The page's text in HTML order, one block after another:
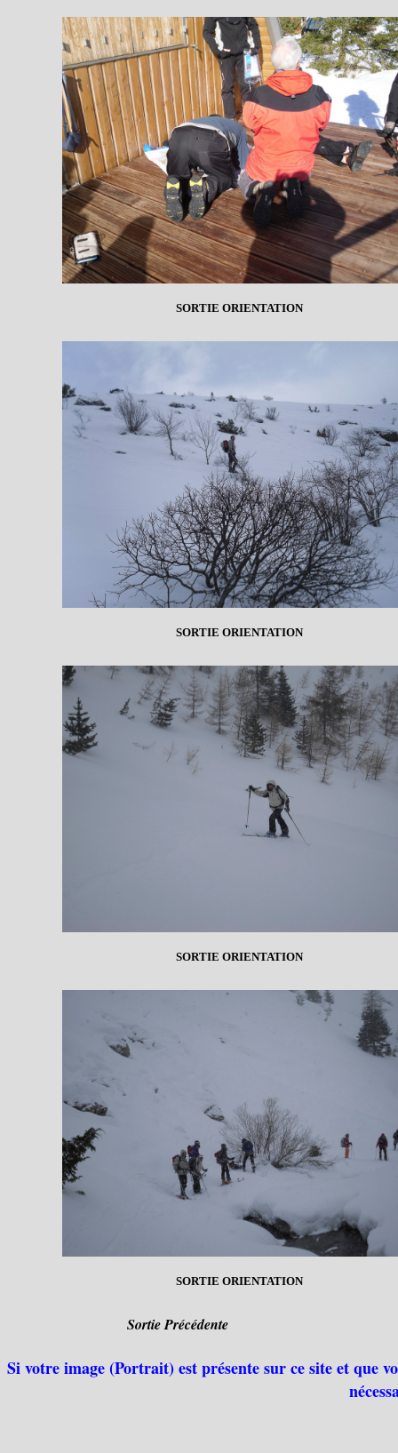
SORTIE ORIENTATION
SORTIE ORIENTATION
SORTIE ORIENTATION
SORTIE ORIENTATION
Sortie Précédente
Si votre image (Portrait) est présente sur ce site et que